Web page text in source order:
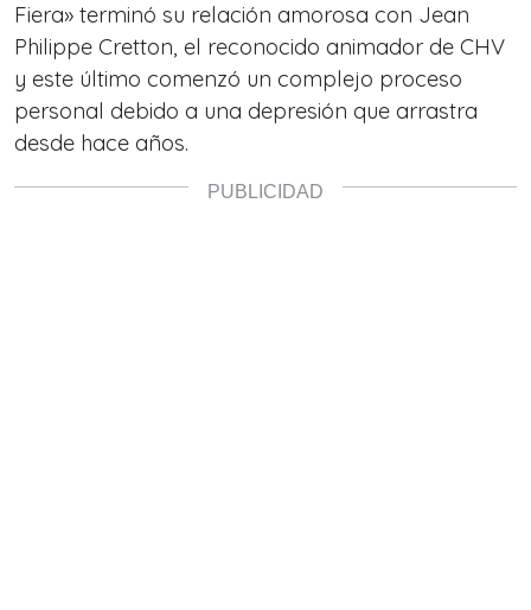
Fiera» terminó su relación amorosa con Jean
Philippe Cretton, el reconocido animador de CHV
y este último comenzó un complejo proceso
personal debido a una depresión que arrastra
desde hace años.